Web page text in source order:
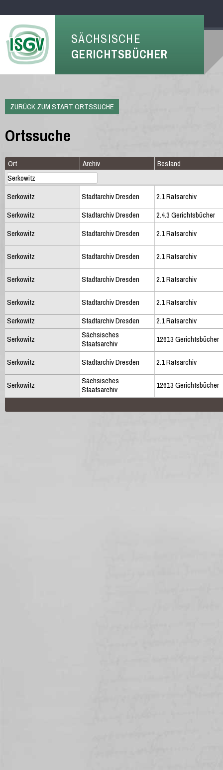
SÄCHSISCHE
GERICHTSBÜCHER
ZURÜCK ZUM START ORTSSUCHE
Ortssuche
Ort Archiv Bestand
Serkowitz Stadtarchiv Dresden
2.1 Ratsarchiv
Serkowitz
Stadtarchiv Dresden
2.4.3 Gerichtsbücher
Serkowitz
Stadtarchiv Dresden 2.1 Ratsarchiv
Serkowitz Stadtarchiv Dresden 2.1 Ratsarchiv
Serkowitz Stadtarchiv Dresden 2.1 Ratsarchiv
Serkowitz Stadtarchiv Dresden
2.1 Ratsarchiv
Serkowitz
Stadtarchiv Dresden
2.1 Ratsarchiv
Serkowitz
Sächsisches
Staatsarchiv
12613 Gerichtsbücher
Serkowitz Stadtarchiv Dresden 2.1 Ratsarchiv
Serkowitz
Sächsisches
Staatsarchiv
12613 Gerichtsbücher